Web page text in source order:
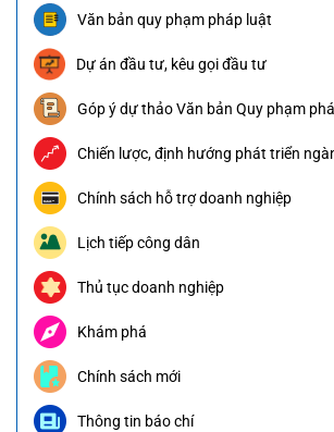
Văn bản quy phạm pháp luật
Dự án đầu tư, kêu gọi đầu tư
Góp ý dự thảo Văn bản Quy phạm
Chiến lược, định hướng phát triển
Chính sách hỗ trợ doanh nghiệp
Lịch tiếp công dân
Thủ tục doanh nghiệp
Khám phá
Chính sách mới
Thông tin báo chí